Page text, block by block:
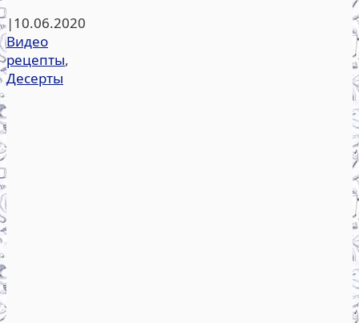
|10.06.2020
Видео
рецепты,
Десерты